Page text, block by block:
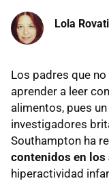
Lola Rovati
Los padres que
aprender a leer
alimentos, pues
investigadores
Southampton ha
contenidos en
hiperactividad